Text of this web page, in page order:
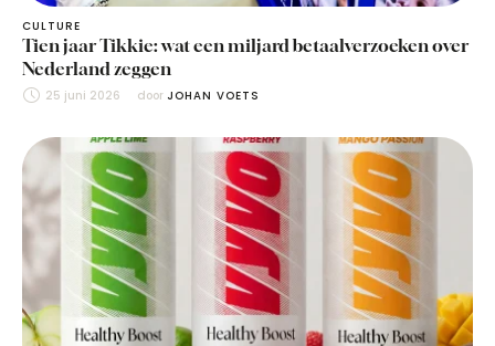
CULTURE
Tien jaar Tikkie: wat een miljard betaalverzoeken over
Nederland zeggen
25 juni 2026 door JOHAN VOETS